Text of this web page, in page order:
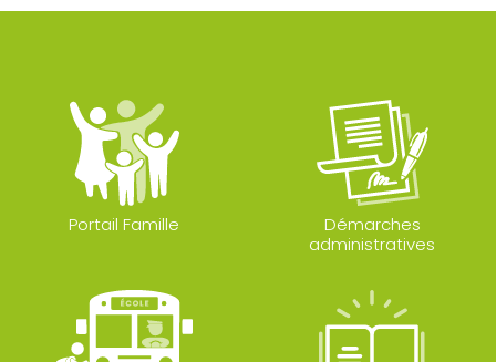
Portail Famille
Démarches
administratives